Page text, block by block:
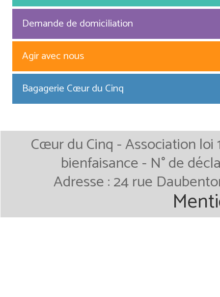
Demande de domiciliation
Agir avec nous
Bagagerie Cœur du Cinq
Cœur du Cinq - Association
bienfaisance - N° de
Adresse : 24 rue